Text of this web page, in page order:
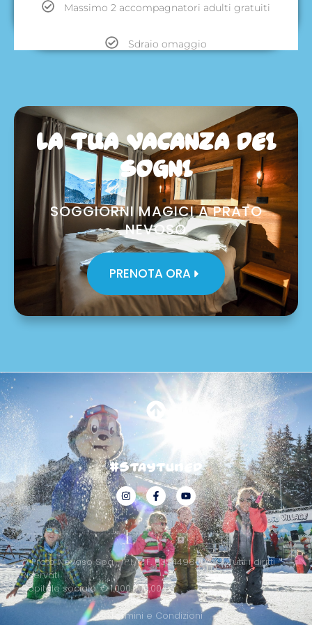
Massimo 2 accompagnatori adulti gratuiti
Sdraio omaggio
LA TUA VACANZA DEI
SOGNI
SOGGIORNI MAGICI A PRATO
NEVOSO
PRENOTA ORA
#staytuned
© Prato Nevoso Spa - P.I./C.F. 03544980042 - Tutti i diritti
Riservati
Capitale sociale: € 1.000.000,00 i.v.
Termini e Condizioni